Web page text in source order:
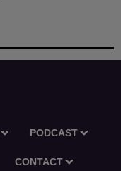
PODCAST
CONTACT